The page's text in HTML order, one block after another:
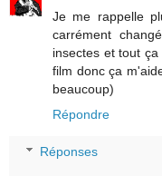
Je me rappelle
carrément
insectes et tout
film donc ça
beaucoup)
Répondre
Réponses